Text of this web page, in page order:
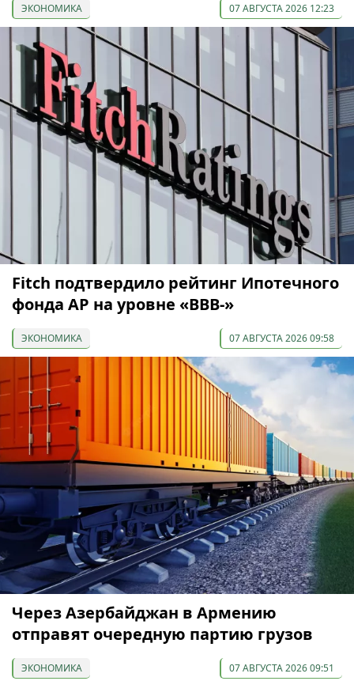
ЭКОНОМИКА 07 АВГУСТА 2026 12:23
Fitch подтвердило рейтинг Ипотечного
фонда АР на уровне «BBB-»
ЭКОНОМИКА 07 АВГУСТА 2026 09:58
Через Азербайджан в Армению
отправят очередную партию грузов
ЭКОНОМИКА 07 АВГУСТА 2026 09:51